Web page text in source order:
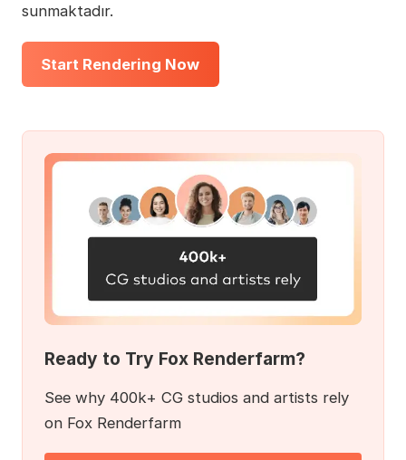
sunmaktadır.
Start Rendering Now
Ready to Try Fox Renderfarm?
See why 400k+ CG studios and artists rely
on Fox Renderfarm